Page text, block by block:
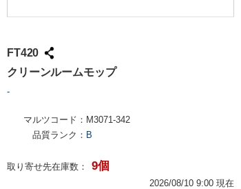
FT420
クリーンルームモップ
-
マルツコード： M3071-342
品質ランク： B
取り寄せ先在庫数： 9個
2026/08/10 9:00 現在